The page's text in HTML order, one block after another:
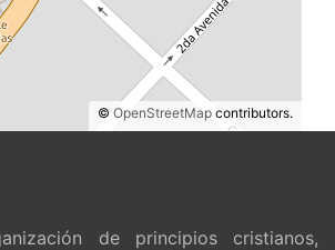
© OpenStreetMap contributors.
de principios cristianos,